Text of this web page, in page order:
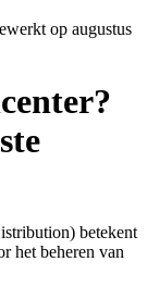
op augustus
betekent
het beheren van